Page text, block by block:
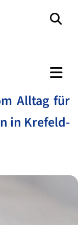
Alltag für
in Krefeld-